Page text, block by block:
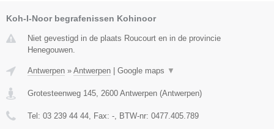
Koh-I-Noor begrafenissen Kohinoor
Niet gevestigd in de plaats Roucourt en in de provincie
Henegouwen.
Antwerpen » Antwerpen Google maps ▼
Grotesteenweg 145, 2600 Antwerpen (Antwerpen)
Tel: 03 239 44 44, Fax: -, BTW-nr: 0477.405.789